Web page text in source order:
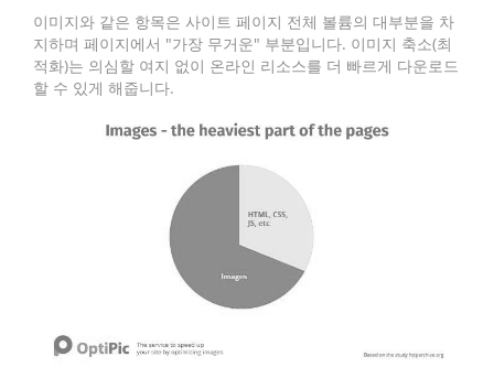
이미지와 같은 항목은 사이트 페이지 전체 볼륨의 대부분을 차
지하며 페이지에서 "가장 무거운" 부분입니다. 이미지 축소(최
적화)는 의심할 여지 없이 온라인 리소스를 더 빠르게 다운로드
할 수 있게 해줍니다.